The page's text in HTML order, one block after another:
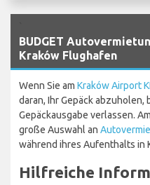
BUDGET
Kraków Flughafen
Wenn Sie am Kraków Airport
daran, Ihr Gepäck abzuholen,
Gepäckausgabe verlassen.
große Auswahl an
während ihres Aufenthalts in
Hilfreiche